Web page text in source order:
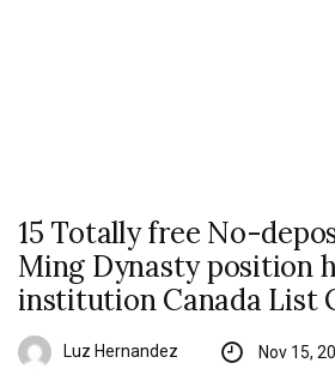
15 Totally free No-
Ming Dynasty position
institution Canada List
Luz Hernandez Nov 15,